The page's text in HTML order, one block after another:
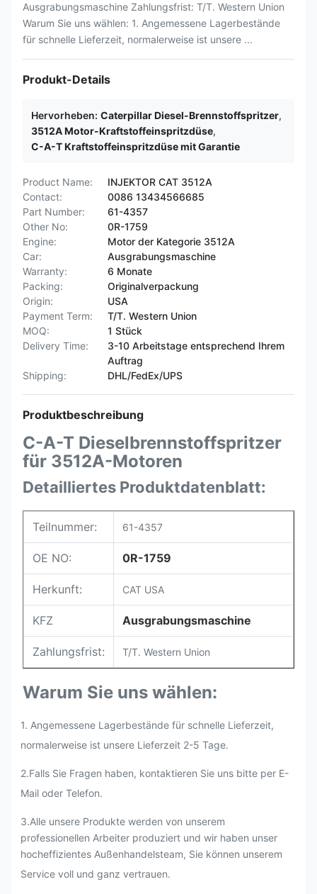
Ausgrabungsmaschine Zahlungsfrist: T/T. Western Union
Warum Sie uns wählen: 1. Angemessene Lagerbestände
für schnelle Lieferzeit, normalerweise ist unsere ...
Produkt-Details
Hervorheben: Caterpillar Diesel-Brennstoffspritzer,
3512A Motor-Kraftstoffeinspritzdüse,
C-A-T Kraftstoffeinspritzdüse mit Garantie
Product Name:
INJEKTOR CAT 3512A
Contact:
0086 13434566685
Part Number:
61-4357
Other No:
0R-1759
Engine:
Motor der Kategorie 3512A
Car:
Ausgrabungsmaschine
Warranty:
6 Monate
Packing:
Originalverpackung
Origin:
USA
Payment Term:
T/T. Western Union
MOQ:
1 Stück
Delivery Time:
3-10 Arbeitstage entsprechend Ihrem
Auftrag
Shipping:
DHL/FedEx/UPS
Produktbeschreibung
C-A-T Dieselbrennstoffspritzer
für 3512A-Motoren
Detailliertes Produktdatenblatt:
Teilnummer: 61-4357
OE NO: 0R-1759
Herkunft: CAT USA
KFZ Ausgrabungsmaschine
Zahlungsfrist: T/T. Western Union
Warum Sie uns wählen:
1. Angemessene Lagerbestände für schnelle Lieferzeit,
normalerweise ist unsere Lieferzeit 2-5 Tage.
2.Falls Sie Fragen haben, kontaktieren Sie uns bitte per E-
Mail oder Telefon.
3.Alle unsere Produkte werden von unserem
professionellen Arbeiter produziert und wir haben unser
hocheffizientes Außenhandelsteam, Sie können unserem
Service voll und ganz vertrauen.